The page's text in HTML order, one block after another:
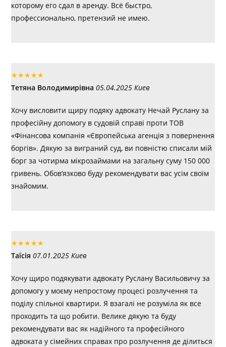
которому его сдал в аренду. Всё быстро,
профессионально, претензий не имею.
★★★★★
Тетяна Володимирівна 05.04.2025 Киев
Хочу висловити щиру подяку адвокату Нечай Руслану за
професійну допомогу в судовій справі проти ТОВ
«Фінансова компанія «Європейська агенція з повернення
боргів». Дякую за виграний суд, ви повністю списали мій
борг за чотирма мікрозаймами на загальну суму 150 000
гривень. Обов’язково буду рекомендувати вас усім своїм
знайомим.
★★★★★
Таїсія 07.01.2025 Киев
Хочу щиро подякувати адвокату Руслану Васильовичу за
допомогу у моєму непростому процесі розлучення та
поділу спільної квартири. Я взагалі не розуміла як все
проходить та що робити. Велике дякую та буду
рекомендувати вас як надійного та професійного
адвоката у сімейних справах про розлучення де ділиться